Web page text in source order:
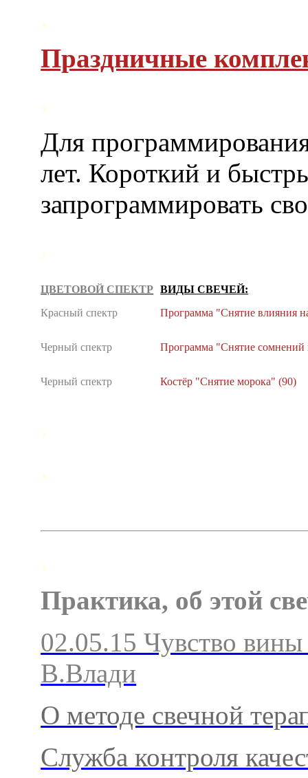
,
Праздничные
,
Для
лет. Короткий и
запрограммировать
,
ЦВЕТОВОЙ СПЕКТР
Красный спектр
ВИДЫ СВЕЧЕЙ:
Программа "Снятие влияния
Черный спектр Программа "Снятие сомнений
Черный спектр Костёр "Снятие морока" (90)
,
,
,
Практика, об этой
02.05.15 Чувство
В.Влади
О методе свечной
Служба ​​​​​​контроля